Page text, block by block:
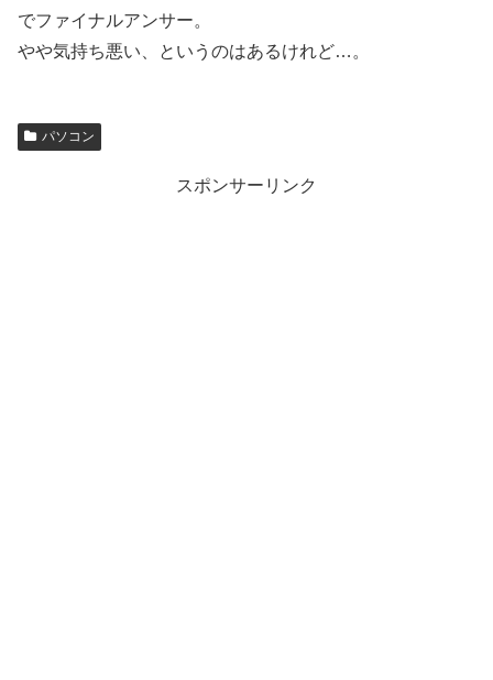
でファイナルアンサー。
やや気持ち悪い、というのはあるけれど…。
パソコン
スポンサーリンク